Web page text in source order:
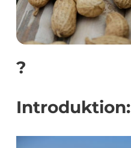
?
Introduktion: